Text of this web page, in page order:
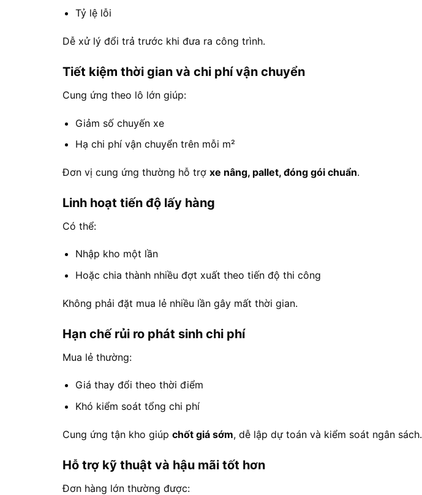
Tỷ lệ lỗi
Dễ xử lý đổi trả trước khi đưa ra công trình.
Tiết kiệm thời gian và chi phí vận chuyển
Cung ứng theo lô lớn giúp:
Giảm số chuyến xe
Hạ chi phí vận chuyển trên mỗi m²
Đơn vị cung ứng thường hỗ trợ xe nâng, pallet, đóng gói chuẩn.
Linh hoạt tiến độ lấy hàng
Có thể:
Nhập kho một lần
Hoặc chia thành nhiều đợt xuất theo tiến độ thi công
Không phải đặt mua lẻ nhiều lần gây mất thời gian.
Hạn chế rủi ro phát sinh chi phí
Mua lẻ thường:
Giá thay đổi theo thời điểm
Khó kiểm soát tổng chi phí
Cung ứng tận kho giúp chốt giá sớm, dễ lập dự toán và kiểm soát ngân sách.
Hỗ trợ kỹ thuật và hậu mãi tốt hơn
Đơn hàng lớn thường được: